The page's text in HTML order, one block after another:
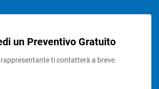
un Preventivo Gratuito
ti contatterà a breve.